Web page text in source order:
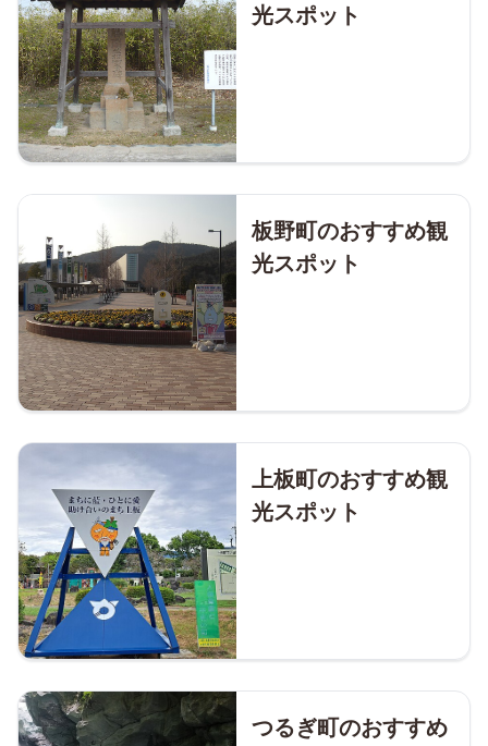
光スポット
板野町のおすすめ観
光スポット
上板町のおすすめ観
光スポット
つるぎ町のおすすめ